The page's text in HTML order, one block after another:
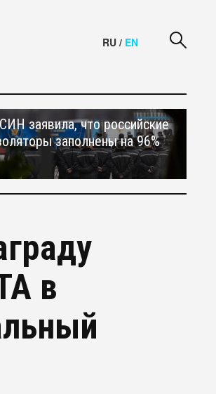
RU / EN
заявила, что российские
заполнены на 96%
в